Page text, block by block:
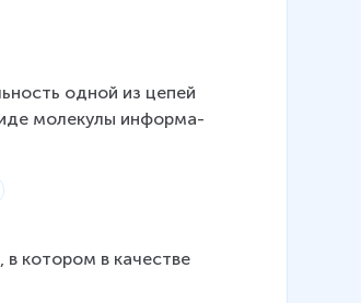
одной из цепей
мо­ле­ку­лы ин­фор­ма­
ко­то­ром в ка­че­стве